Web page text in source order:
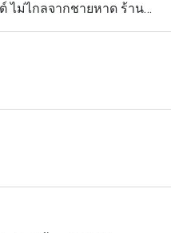
ไม่ไกลจากชายหาด ร้านมี
าะสำหรับครอบครัว คู่รัก
ด่นด้วยเนื้อคุณภาพดีที่ไม่
ฟคู่กับผักย่างกรอบและซอส
อย่างรวดเร็ว เป็นมิตร
Night) เหมาะสำหรับผู้ที่